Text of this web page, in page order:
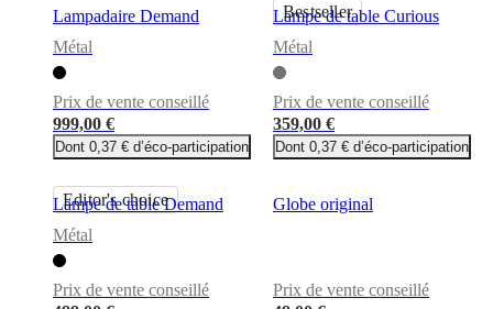
Lampadaire Demand
Métal
Prix de vente conseillé
999,00 €
Dont 0,37 € d’éco-participation
Bestseller
Lampe de table Curious
Métal
Prix de vente conseillé
359,00 €
Dont 0,37 € d’éco-participation
Editor's choice
Lampe de table Demand
Métal
Prix de vente conseillé
Globe original
Prix de vente conseillé